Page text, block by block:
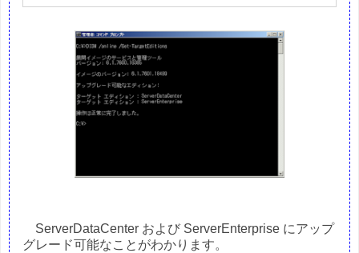
ServerDataCenter および ServerEnterprise にアップ
グレード可能なことがわかります。